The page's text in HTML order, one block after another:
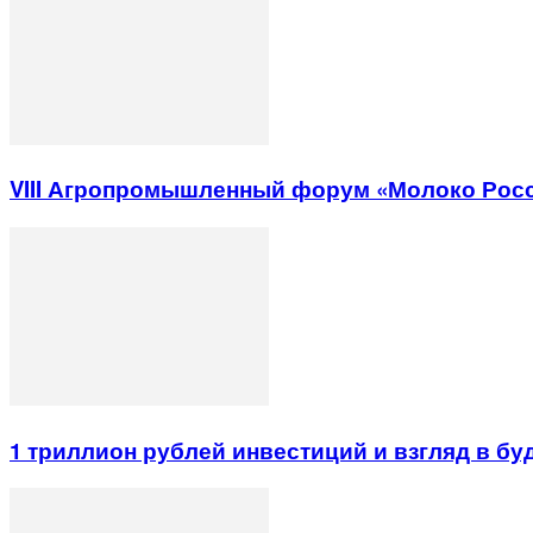
VIII Агропромышленный форум «Молоко
1 триллион рублей инвестиций и взгляд в